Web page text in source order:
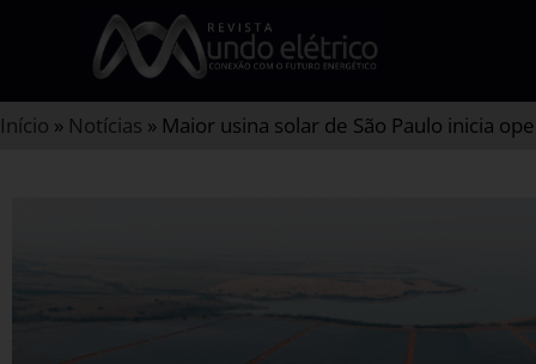
Início » Notícias » Maior usina solar de São Paulo inicia